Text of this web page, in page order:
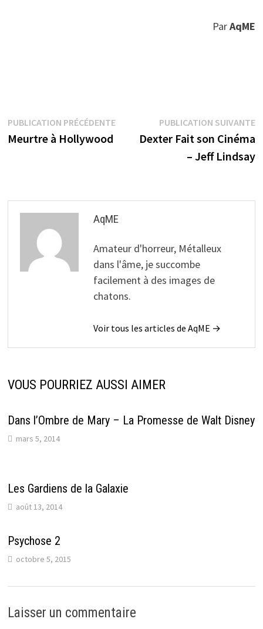
ParAqME
Navigation
de
PUBLICATION PRÉCÉDENTEPublication
précédente :
Meurtre à Hollywood
PUBLICATION SUIVANTE
Dexter Fait son Cinéma
– Jeff Lindsay
AqME
Amateur d'horreur, Métalleux
dans l'âme, je succombe
facilement à des images de
chatons.
Voir tous les articles de AqME →
VOUS POURRIEZ AUSSI AIMER
Dans l’Ombre de Mary – La Promesse de Walt Disney
mars 5, 2014
Les Gardiens de la Galaxie
août 13, 2014
Psychose 2
octobre 5, 2015
Laisser un commentaire